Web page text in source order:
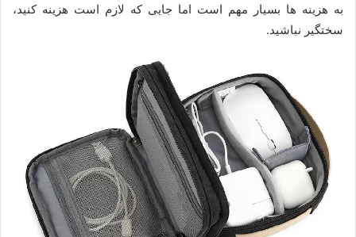
به هزینه ها بسیار مهم است اما جایی که لازم است هزینه کنید،
سختگیر نباشید.